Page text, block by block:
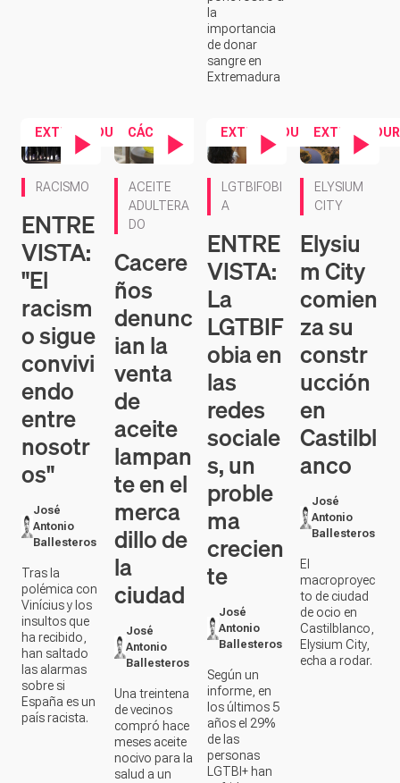
ENTRE
VISTA:
"El
racism
o sigue
convivi
endo
entre
nosotr
os"
José
Antonio
Ballesteros
Tras la
polémica con
Vinícius y los
insultos que
han saltado
las alarmas
sobre si
España es un
país racista.
Contenido en vídeo
ADULTERA
DO
Cacere
ños
denunc
ian la
venta
de
aceite
lampan
te en el
merca
dillo de
la
ciudad
José
Antonio
Ballesteros
Una treintena
de vecinos
compró hace
meses aceite
salud a un
comerciante.
Ahora, los
compradores
se quejan que
ni el vendedor
EXTREMADURA
Contenido en vídeo
ENTRE
VISTA:
La
LGTBIF
obia en
las
redes
sociale
s, un
proble
ma
crecien
te
José
Antonio
Ballesteros
Según un
informe, en
los últimos 5
años el 29%
personas
LGTBI+ han
sufrido
acoso, el 27,5
discriminació
n y casi un 9%
agresiones
Elysiu
m City
comien
za su
constr
ucción
en
Castilbl
anco
José
Antonio
Ballesteros
El
macroproyec
to de ciudad
de ocio en
Elysium City,
echa a rodar.